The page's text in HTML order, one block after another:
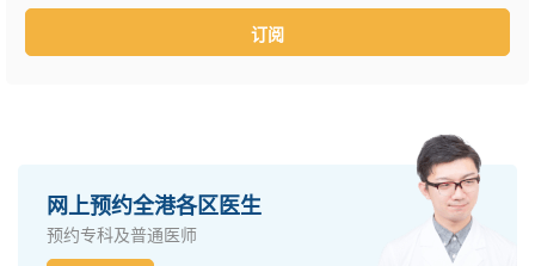
订阅
网上预约全港各区医生
预约专科及普通医师